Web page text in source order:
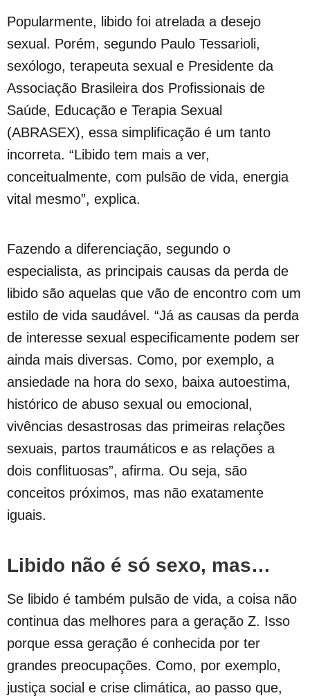
Popularmente, libido foi atrelada a desejo
sexual. Porém, segundo Paulo Tessarioli,
sexólogo, terapeuta sexual e Presidente da
Associação Brasileira dos Profissionais de
Saúde, Educação e Terapia Sexual
(ABRASEX), essa simplificação é um tanto
incorreta. “Libido tem mais a ver,
conceitualmente, com pulsão de vida, energia
vital mesmo”, explica.
Fazendo a diferenciação, segundo o
especialista, as principais causas da perda de
libido são aquelas que vão de encontro com um
estilo de vida saudável. “Já as causas da perda
de interesse sexual especificamente podem ser
ainda mais diversas. Como, por exemplo, a
ansiedade na hora do sexo, baixa autoestima,
histórico de abuso sexual ou emocional,
vivências desastrosas das primeiras relações
sexuais, partos traumáticos e as relações a
dois conflituosas”, afirma. Ou seja, são
conceitos próximos, mas não exatamente
iguais.
Libido não é só sexo, mas…
Se libido é também pulsão de vida, a coisa não
continua das melhores para a geração Z. Isso
porque essa geração é conhecida por ter
grandes preocupações. Como, por exemplo,
justiça social e crise climática, ao passo que,